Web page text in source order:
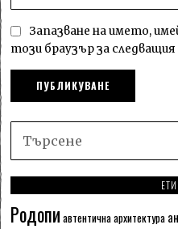
Запазване на името,
този браузър за
Родопи автентична архитектура